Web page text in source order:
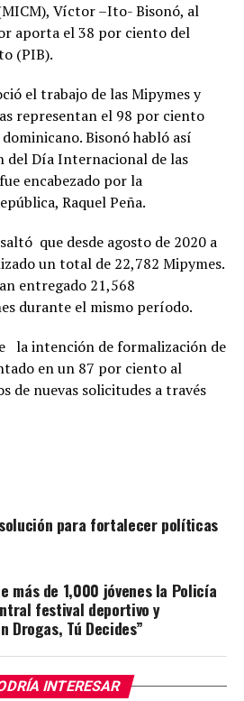
Víctor –Ito- Bisonó, al
aporta el 38 por ciento del
(PIB).
el trabajo de las Mipymes y
representan el 98 por ciento
Bisonó habló así
del Día Internacional de las
encabezado por la
Raquel Peña.
que desde agosto de 2020 a
un total de 22,782 Mipymes.
entregado 21,568
durante el mismo período.
la intención de formalización de
en un 87 por ciento al
de nuevas solicitudes a través
para fortalecer políticas
más de 1,000 jóvenes la Policía
festival deportivo y
Drogas, Tú Decides”
INTERESAR